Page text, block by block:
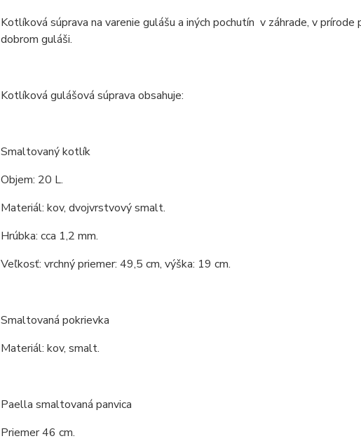
Kotlíková súprava na varenie gulášu a iných pochutín v záhrade, v
dobrom guláši.
Kotlíková gulášová súprava obsahuje:
Smaltovaný kotlík
Objem: 20 L.
Materiál: kov, dvojvrstvový smalt.
Hrúbka: cca 1,2 mm.
Veľkosť: vrchný priemer: 49,5 cm, výška: 19 cm.
Smaltovaná pokrievka
Materiál: kov, smalt.
Paella smaltovaná panvica
Priemer 46 cm.